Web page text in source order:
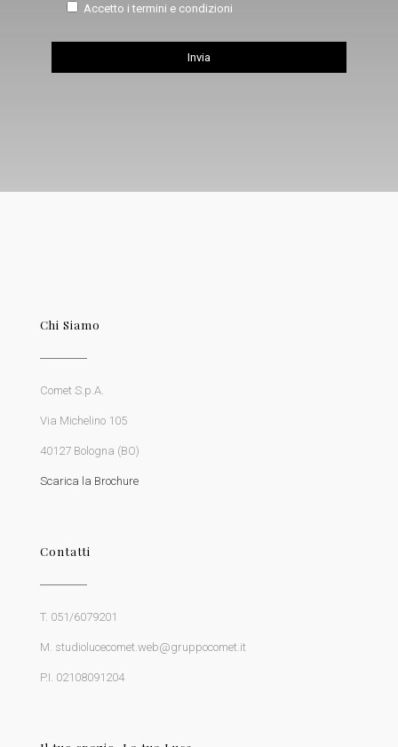
Accetto i termini e condizioni
Chi Siamo
Comet S.p.A.
Via Michelino 105
40127 Bologna (BO)
Scarica la Brochure
Contatti
T. 051/6079201
M. studiolucecomet.web@gruppocomet.it
P.I. 02108091204